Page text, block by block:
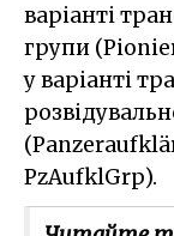
варіанті
групи
у варіанті
PzAufklGrp).